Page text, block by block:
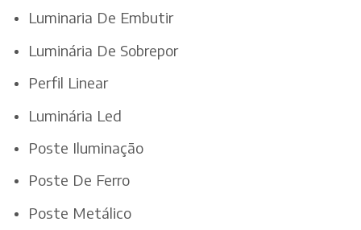
Luminaria De Embutir
Luminária De Sobrepor
Perfil Linear
Luminária Led
Poste Iluminação
Poste De Ferro
Poste Metálico